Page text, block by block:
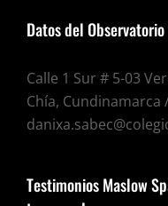
Datos del Observatorio
Calle 1 Sur # 5-03
Chía, Cundinamarca
Testimonios Maslow